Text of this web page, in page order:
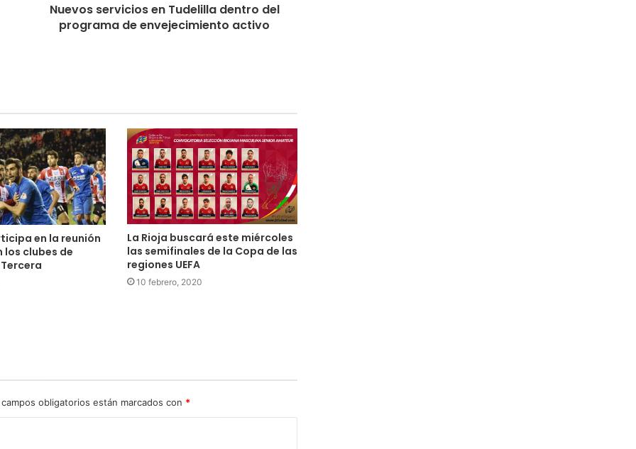
Nuevos servicios en Tudelilla dentro del
programa de envejecimiento activo
en la reunión
los clubes de
La Rioja buscará este miércoles
las semifinales de la Copa de las
regiones UEFA
10 febrero, 2020
campos obligatorios están marcados con *